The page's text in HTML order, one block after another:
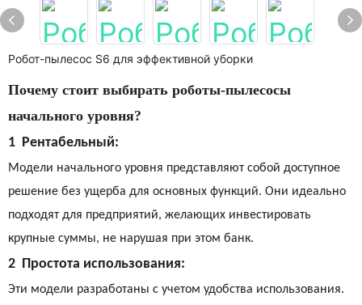
Робот-пылесос S6 для эффективной уборки
Почему стоит выбирать роботы-пылесосы
начального уровня?
1 Рентабельный:
Модели начального уровня представляют собой доступное
решение без ущерба для основных функций. Они идеально
подходят для предприятий, желающих инвестировать
крупные суммы, не нарушая при этом банк.
2 Простота использования:
Эти модели разработаны с учетом удобства использования.